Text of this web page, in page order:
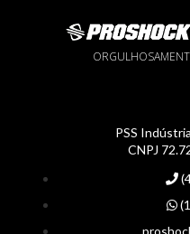
PSS
CNPJ